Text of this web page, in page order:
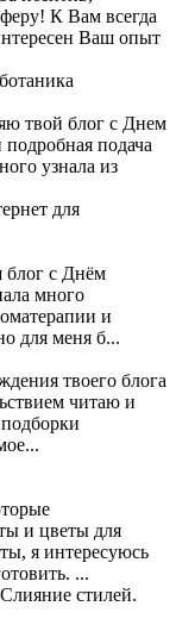
К Вам всегда
Ваш опыт
твой блог с Днем
подача
узнала из
для
с Днём
много
и
для меня б...
твоего блога
читаю и
и цветы для
я интересуюсь
...
стилей.